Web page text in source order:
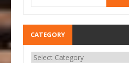
CATEGORY